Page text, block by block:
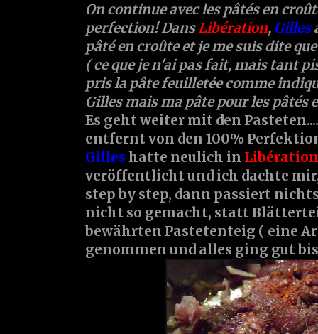
On continue avec les pâtés en
perfection! DansLibération, Gilles
pâté en croûte et je me suis dite
( ce que je n'ai pas fait, mais tant
pris la pâte feuilletée comme
Gilles mais ma pâte pour les pâtés
Es geht weiter mit den
entfernt von den 100%
Gilles hatte neulich in Libération
veröffentlicht und ich dachte
step by step, dann passiert
nicht so gemacht, statt
bewährten Pastetenteig ( eine
genommen und alles ging gut